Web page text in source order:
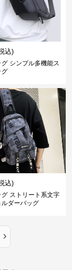
込)
シンプル多機能ス
グ
込)
ストリート系文字
ダーバッグ
›